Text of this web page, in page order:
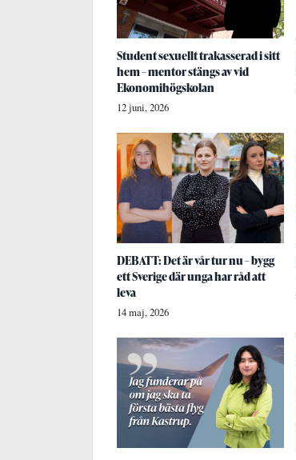
Student sexuellt trakasserad i sitt
hem – mentor stängs av vid
Ekonomihögskolan
12 juni, 2026
DEBATT: Det är vår tur nu – bygg
ett Sverige där unga har råd att
leva
14 maj, 2026